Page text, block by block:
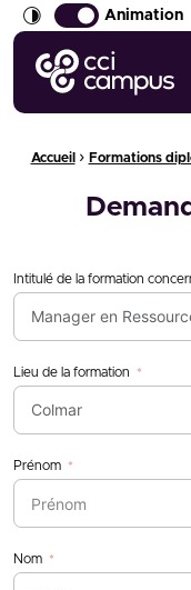
Animation
CCI Campus La formation
Fil d'Ariane :
Accueil › Formations
Intitulé de la formation
Lieu de la formation
Prénom
Nom